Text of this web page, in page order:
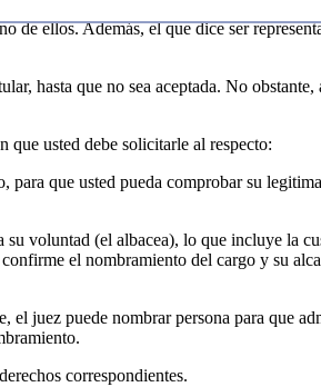
ellos. Además, el que dice ser
hasta que no sea aceptada. No
que usted debe solicitarle al respecto:
para que usted pueda comprobar su
voluntad (el albacea), lo que incluye la
el nombramiento del cargo y su
el juez puede nombrar persona para que
correspondientes.